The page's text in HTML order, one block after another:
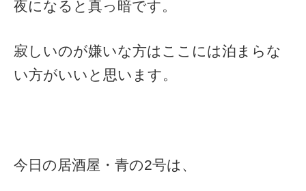
夜になると真っ暗です。
寂しいのが嫌いな方はここには泊まらな
い方がいいと思います。
今日の居酒屋・青の2号は、